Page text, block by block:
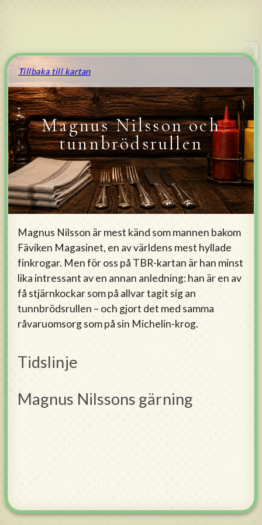
v0.4.176
Tillbaka till kartan
Magnus Nilsson och
tunnbrödsrullen
Magnus Nilsson är mest känd som mannen bakom
Fäviken Magasinet, en av världens mest hyllade
finkrogar. Men för oss på TBR-kartan är han minst
lika intressant av en annan anledning: han är en av
få stjärnkockar som på allvar tagit sig an
tunnbrödsrullen – och gjort det med samma
råvaruomsorg som på sin Michelin-krog.
Tidslinje
Magnus Nilssons gärning